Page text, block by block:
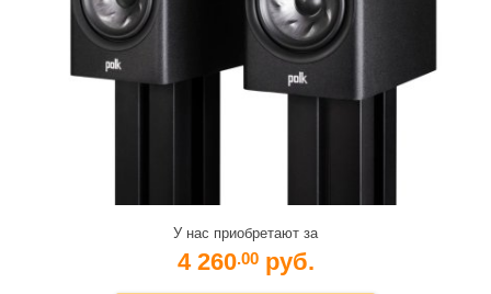
У нас приобретают за
4 260.00 руб.